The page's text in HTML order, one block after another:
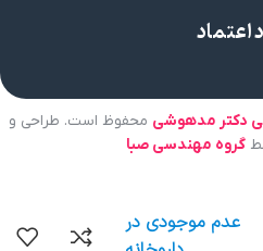
اعتماد
دکتر مدهوشی محفوظ است. طراحی و
گروه مهندسی صبا
عدم موجودی در